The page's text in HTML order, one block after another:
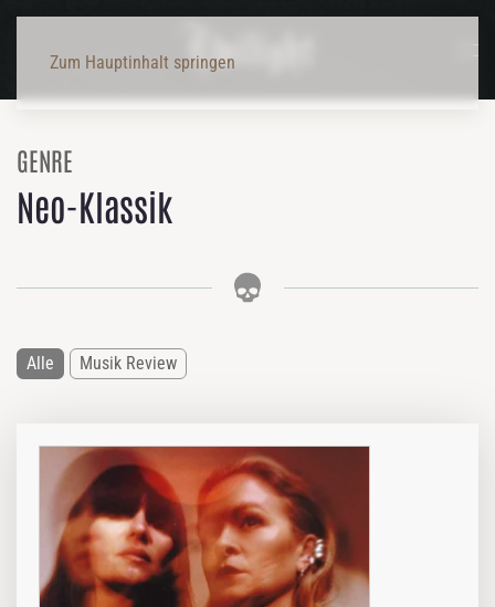
Zum Hauptinhalt springen
GENRE
Neo-Klassik
Alle Musik Review